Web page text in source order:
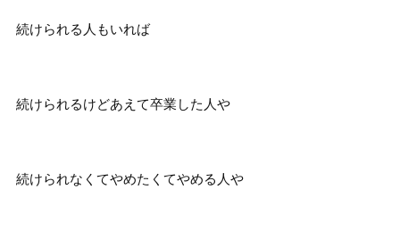
続けられる人もいれば
続けられるけどあえて卒業した人や
続けられなくてやめたくてやめる人や